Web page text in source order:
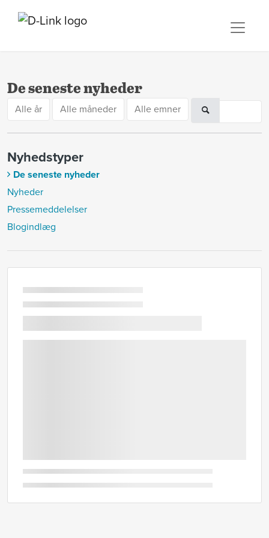
De seneste nyheder
Alle år Alle måneder Alle emner
Nyhedstyper
De seneste nyheder
Nyheder
Pressemeddelelser
Blogindlæg